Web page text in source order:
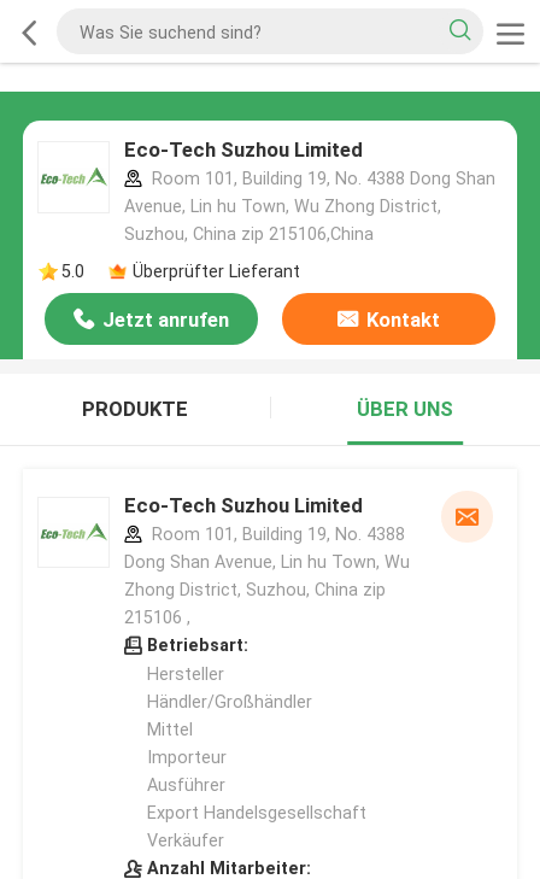
Eco-Tech Suzhou Limited
Room 101, Building 19, No. 4388 Dong Shan
Avenue, Lin hu Town, Wu Zhong District,
Suzhou, China zip 215106,China
5.0
Überprüfter Lieferant
Jetzt anrufen Kontakt
PRODUKTE ÜBER UNS
Eco-Tech Suzhou Limited
Room 101, Building 19, No. 4388
Dong Shan Avenue, Lin hu Town, Wu
Zhong District, Suzhou, China zip
215106 ,
Betriebsart:
Hersteller
Händler/Großhändler
Mittel
Importeur
Ausführer
Export Handelsgesellschaft
Verkäufer
Anzahl Mitarbeiter: